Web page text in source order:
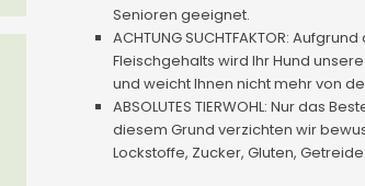
Senioren geeignet.
ACHTUNG SUCHTFAKTOR:
Fleischgehalts wird Ihr Hund
und weicht Ihnen nicht mehr von
ABSOLUTES TIERWOHL: Nur das
diesem Grund verzichten wir
Lockstoffe, Zucker, Gluten,